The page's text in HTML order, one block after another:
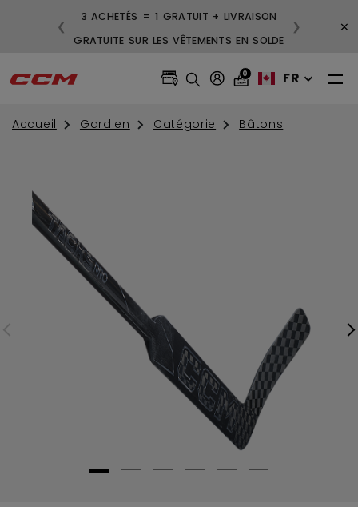
3 ACHETÉS = 1 GRATUIT + LIVRAISON
GRATUITE SUR LES VÊTEMENTS EN SOLDE
❮ ❯ ×
0 FR
Accueil Gardien Catégorie Bâtons